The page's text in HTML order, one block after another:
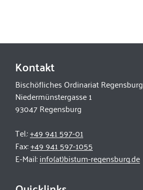
Kontakt
Bischöfliches Ordinariat Regensburg
Niedermünstergasse 1
93047 Regensburg
Tel.:+49 941 597-01
Fax:+49 941 597-1055
E-Mail:info(at)bistum-regensburg.de